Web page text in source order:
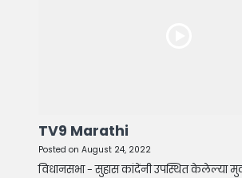
TV9 Marathi
Posted on August 24, 2022
विधानसभा - सुहास कांदेंनी उपस्थित केलेल्या